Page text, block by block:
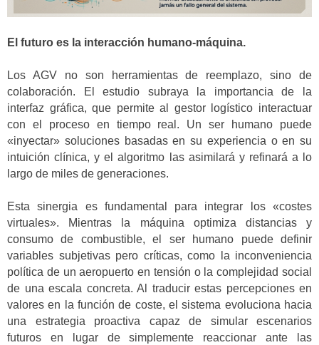
El futuro es la interacción humano-máquina.
Los AGV no son herramientas de reemplazo, sino de
colaboración. El estudio subraya la importancia de la
interfaz gráfica, que permite al gestor logístico interactuar
con el proceso en tiempo real. Un ser humano puede
«inyectar» soluciones basadas en su experiencia o en su
intuición clínica, y el algoritmo las asimilará y refinará a lo
largo de miles de generaciones.
Esta sinergia es fundamental para integrar los «costes
virtuales». Mientras la máquina optimiza distancias y
consumo de combustible, el ser humano puede definir
variables subjetivas pero críticas, como la inconveniencia
política de un aeropuerto en tensión o la complejidad social
de una escala concreta. Al traducir estas percepciones en
valores en la función de coste, el sistema evoluciona hacia
una estrategia proactiva capaz de simular escenarios
futuros en lugar de simplemente reaccionar ante las